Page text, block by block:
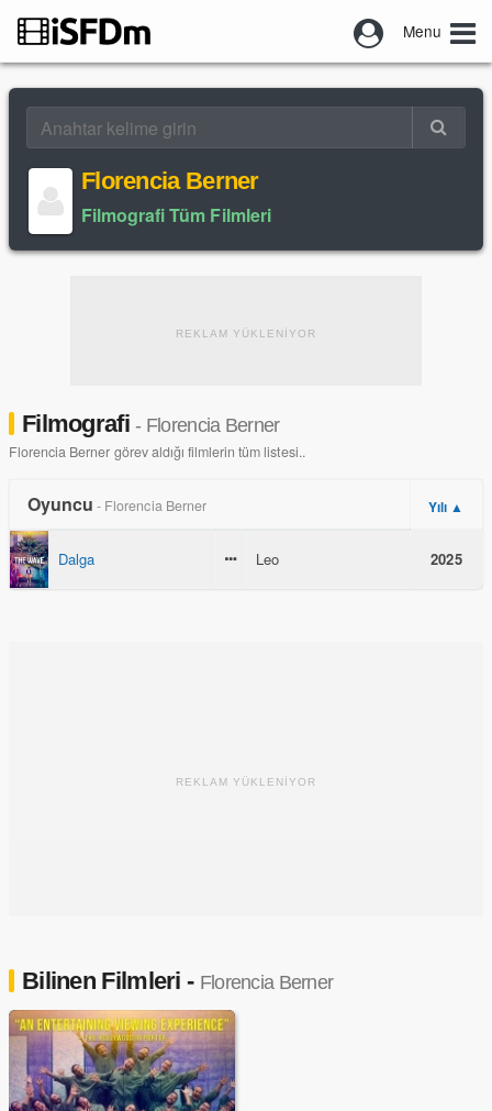
Menu
Florencia Berner
Filmografi Tüm Filmleri
REKLAM YÜKLENİYOR
Filmografi- Florencia Berner
Florencia Berner görev aldığı filmlerin tüm listesi..
Oyuncu - Florencia Berner Yılı ▲
Dalga Leo 2025
REKLAM YÜKLENİYOR
Bilinen Filmleri - Florencia Berner